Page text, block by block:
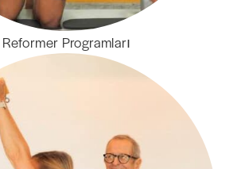
Reformer Programları